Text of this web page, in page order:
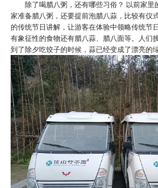
除了喝腊八粥，还有哪些习俗？ 以前家
家准备腊八粥，还要提前泡腊八蒜，比较有仪
的传统节日讲解，让游客在体验中领略传统节
有象征性的食物还有腊八蒜、腊八面等。人们
到了除夕吃饺子的时候，蒜已经变成了漂亮的绿